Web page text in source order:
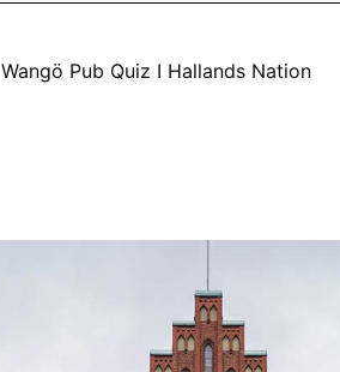
Wangö Pub Quiz I Hallands Nation